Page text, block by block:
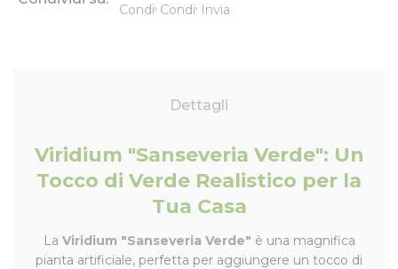
Dettagli
Viridium "Sanseveria Verde": Un
Tocco di Verde Realistico per la
Tua Casa
La Viridium "Sanseveria Verde" è una magnifica
pianta artificiale, perfetta per aggiungere un tocco di